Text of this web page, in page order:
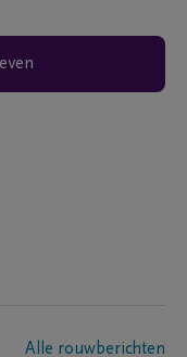
Alle rouwberichten